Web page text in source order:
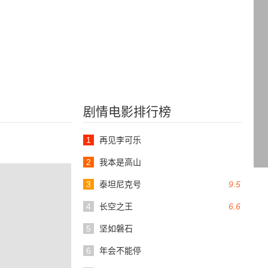
剧情电影排行榜
1 再见李可乐
2 我本是高山
9.5
3 泰坦尼克号
6.6
4 长空之王
5 坚如磐石
6 年会不能停